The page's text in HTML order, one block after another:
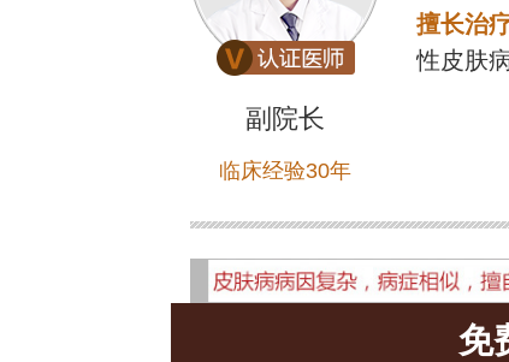
副院长
临床经验30年
擅长治
性皮肤
免